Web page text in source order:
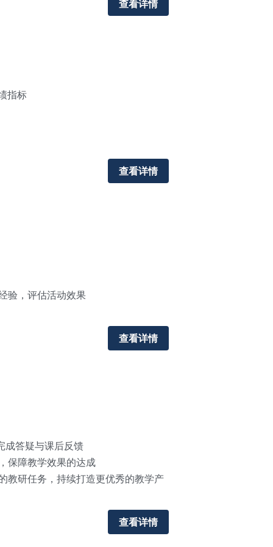
查看详情
指标
查看详情
验，评估活动效果
查看详情
成答疑与课后反馈
保障教学效果的达成
教研任务，持续打造更优秀的教学产
查看详情